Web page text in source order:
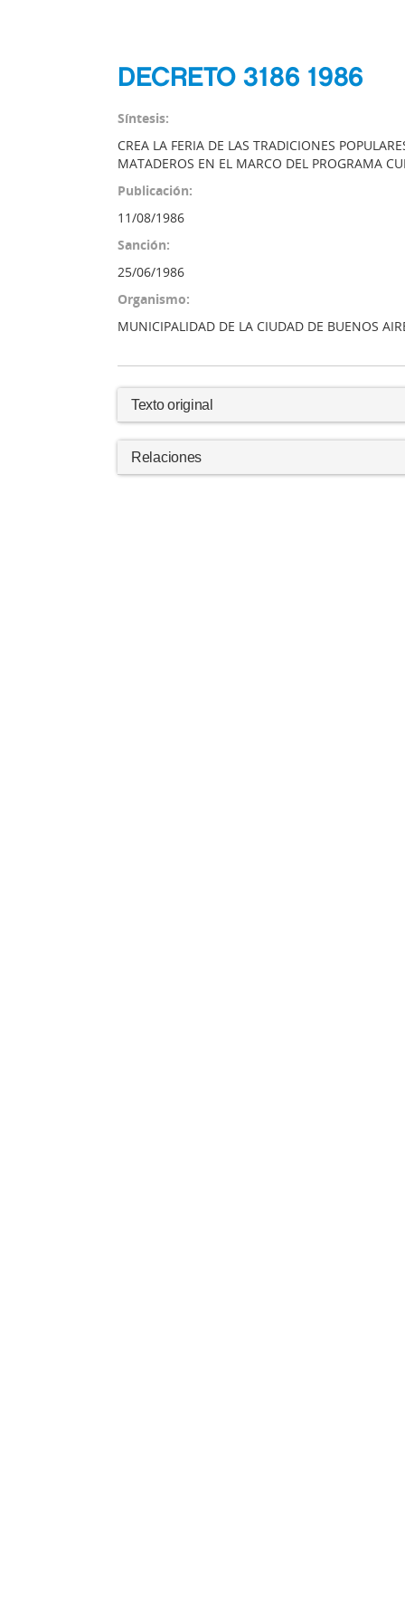
DECRETO 3186 1986
Síntesis:
CREA LA FERIA DE LAS TRADICIONES
MATADEROS EN EL MARCO DEL PROGRAMA
Publicación:
11/08/1986
Sanción:
25/06/1986
Organismo:
MUNICIPALIDAD DE LA CIUDAD DE BUENOS
Texto original
Relaciones